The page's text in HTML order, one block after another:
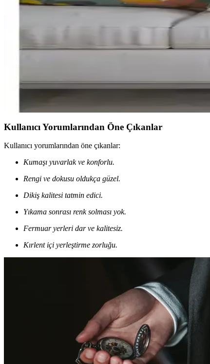
Vanilla Home Efe Biye Detaylı Düz Kırlent
Vanilla Home'un Efe Biye Detaylı Düz Kırlent Kılıfı, şıklık ve
Teksnil Home Çiftli Kırlent Seti 40x40 cm Yüksek
Dekoratif Kırlent Kılıfı Setleri Karşılaştırması:
Kullanıcı Yorumlarından Öne Çıkanlar
Kullanıcı yorumlarından öne çıkanlar:
Kumaşı yuvarlak ve konforlu.
Rengi ve dokusu oldukça güzel.
Dikiş kalitesi tatmin edici.
Yıkama sonrası renk solması yok.
Fermuar yerleri dar ve kalitesiz.
Kırlent içi yerleştirme zorluğu.